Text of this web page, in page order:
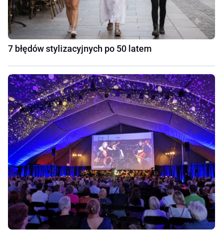
7 błędów stylizacyjnych po 50 latem